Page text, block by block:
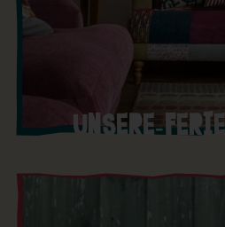
UNSERE-